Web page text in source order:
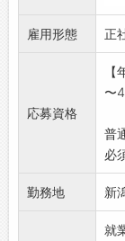
条
を
・
お
社
頂
※
※3
雇用形態 正
応募資格
〜
普
必
勤務地 新
就